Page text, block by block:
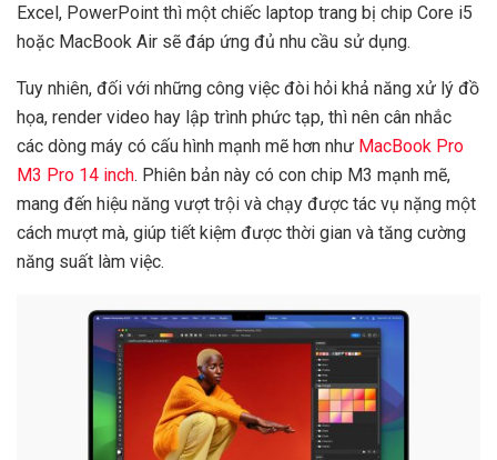
Excel, PowerPoint thì một chiếc laptop trang bị chip Core i5
hoặc MacBook Air sẽ đáp ứng đủ nhu cầu sử dụng.
Tuy nhiên, đối với những công việc đòi hỏi khả năng xử lý đồ
họa, render video hay lập trình phức tạp, thì nên cân nhắc
các dòng máy có cấu hình mạnh mẽ hơn như MacBook Pro
M3 Pro 14 inch. Phiên bản này có con chip M3 mạnh mẽ,
mang đến hiệu năng vượt trội và chạy được tác vụ nặng một
cách mượt mà, giúp tiết kiệm được thời gian và tăng cường
năng suất làm việc.